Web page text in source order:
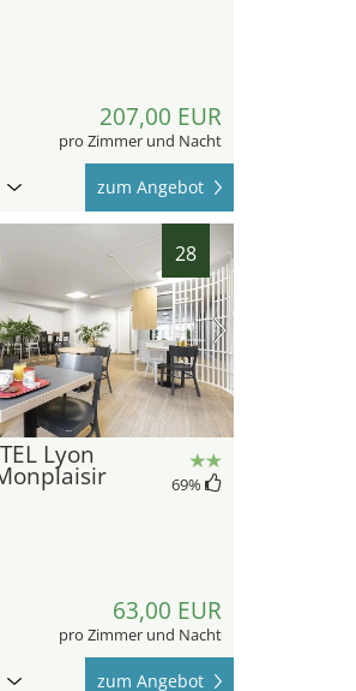
207,00 EUR
pro Zimmer und Nacht
zum Angebot
28
Lyon
69%
63,00 EUR
pro Zimmer und Nacht
zum Angebot